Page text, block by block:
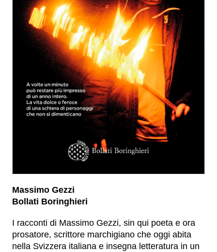
Massimo Gezzi
Bollati Boringhieri
I racconti di Massimo Gezzi, sin qui poeta e ora
prosatore, scrittore marchigiano che oggi abita
nella Svizzera italiana e insegna letteratura in un